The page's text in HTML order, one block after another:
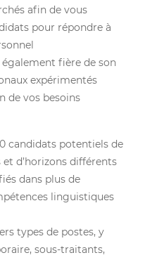
afin de vous
pour répondre à
fière de son
expérimentés
de vos besoins
candidats potentiels de
d’horizons différents
dans plus de
linguistiques
types de postes, y
sous-traitants,